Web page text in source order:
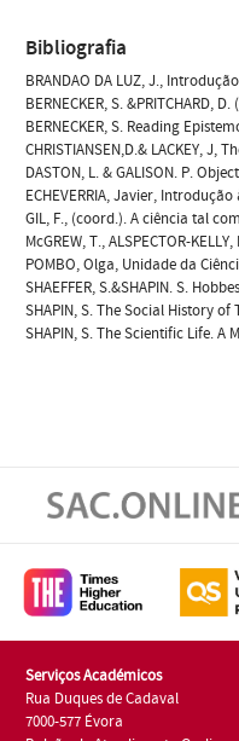
Bibliografia
BRANDAO DA LUZ, J.,
BERNECKER, S. &PRITCHARD,
BERNECKER, S. Reading
CHRISTIANSEN,D.& LACKEY, J,
DASTON, L. & GALISON. P.
ECHEVERRIA, Javier,
GIL, F., (coord.). A ciência tal
McGREW, T., ALSPECTOR-
POMBO, Olga, Unidade da
SHAEFFER, S.&SHAPIN. S.
SHAPIN, S. The Social History of
SHAPIN, S. The Scientific Life.
Serviços Académicos
Rua Duques de Cadaval
7000-577 Évora